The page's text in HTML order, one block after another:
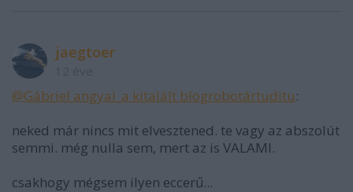
jaegtoer
@Gábriel angyal_a kitalált blogrobotártuditu:
neked már nincs mit elvesztened. te vagy az abszolút
semmi. még nulla sem, mert az is VALAMI.
csakhogy mégsem ilyen eccerű...